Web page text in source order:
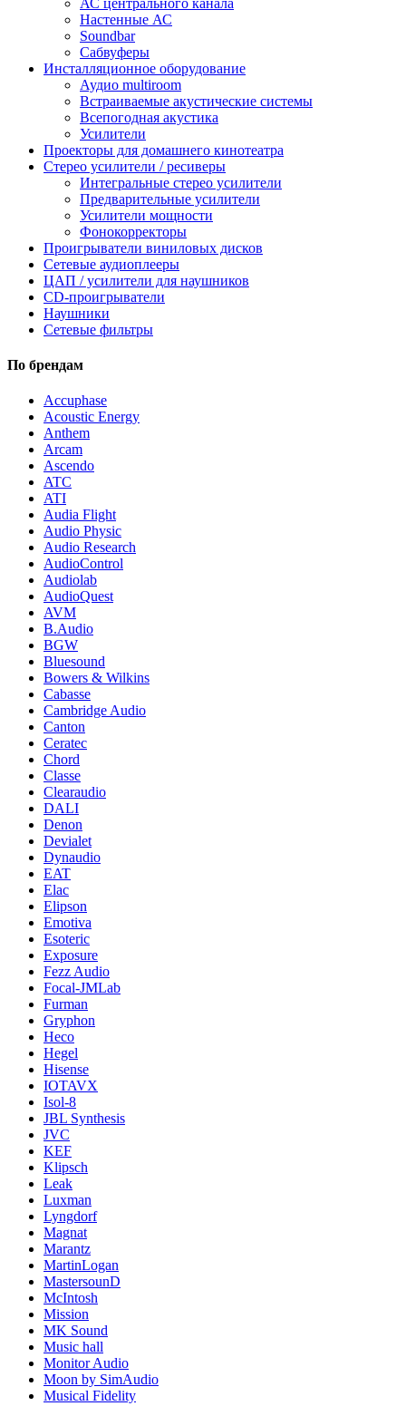
Настенные АС
Soundbar
Сабвуферы
Инсталляционное оборудование
Аудио multiroom
Встраиваемые акустические системы
Всепогодная акустика
Усилители
Проекторы для домашнего кинотеатра
Стерео усилители / ресиверы
Интегральные стерео усилители
Предварительные усилители
Усилители мощности
Фонокорректоры
Проигрыватели виниловых дисков
Сетевые аудиоплееры
ЦАП / усилители для наушников
CD-проигрыватели
Наушники
Сетевые фильтры
По брендам
Accuphase
Acoustic Energy
Anthem
Arcam
Ascendo
ATC
ATI
Audia Flight
Audio Physic
Audio Research
AudioControl
Audiolab
AudioQuest
AVM
B.Audio
BGW
Bluesound
Bowers & Wilkins
Cabasse
Cambridge Audio
Canton
Ceratec
Chord
Classe
Clearaudio
DALI
Denon
Devialet
Dynaudio
EAT
Elac
Elipson
Emotiva
Esoteric
Exposure
Fezz Audio
Focal-JMLab
Furman
Gryphon
Heco
Hegel
Hisense
IOTAVX
Isol-8
JBL Synthesis
JVC
KEF
Klipsch
Leak
Luxman
Lyngdorf
Magnat
Marantz
MartinLogan
MastersounD
McIntosh
Mission
MK Sound
Music hall
Monitor Audio
Moon by SimAudio
Musical Fidelity